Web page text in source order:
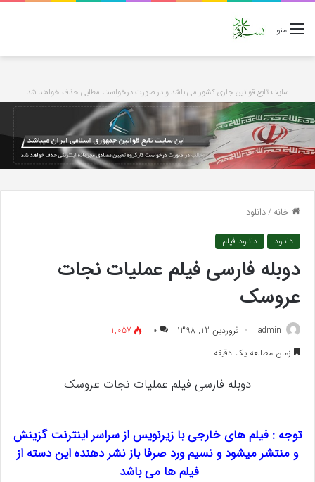
منو
سایت تابع قوانین جاری کشور می باشد و در صورت درخواست مطلبی حذف خواهد شد
خانه/دانلود
دانلود دانلود فیلم
دوبله فارسی فیلم عملیات نجات
عروسک
admin فروردین 12, 1398 ۰
1,057
زمان مطالعه یک دقیقه
دوبله فارسی فیلم عملیات نجات عروسک
توجه : فیلم های خارجی با زیرنویس از سراسر اینترنت گزینش
و منتشر میشود و نسیم ورد صرفا باز نشر دهنده این دسته از
فیلم ها می باشد